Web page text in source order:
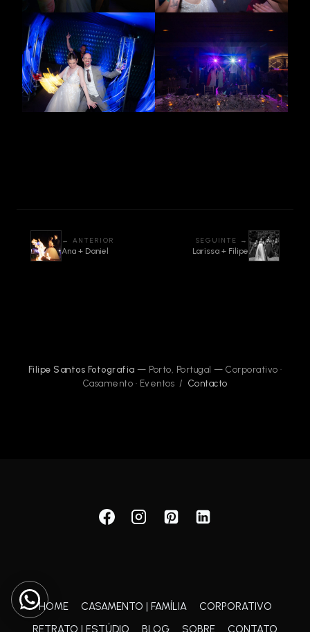
← ANTERIOR
Ana + Daniel
SEGUINTE →
Larissa + Filipe
Filipe Santos Fotografia — Porto, Portugal — Corporativo ·
Casamento · Eventos / Contacto
HOME CASAMENTO | FAMÍLIA
CORPORATIVO
RETRATO | ESTÚDIO
BLOG SOBRE CONTATO